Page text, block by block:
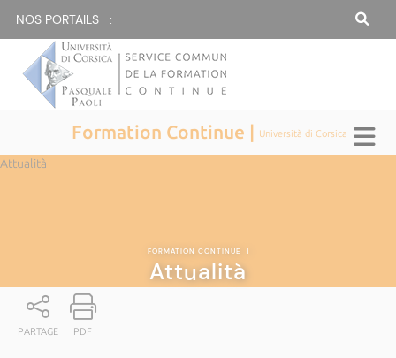
NOS PORTAILS :
Formation Continue | Università di Corsica
Attualità
FORMATION CONTINUE |
Attualità
PARTAGE PDF